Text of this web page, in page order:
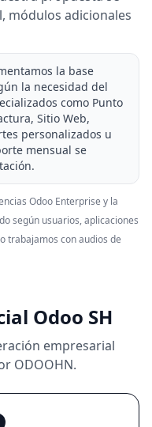
módulos adicionales
la base
la necesidad del
como Punto
Sitio Web,
personalizados u
mensual se
Odoo Enterprise y la
según usuarios, aplicaciones
trabajamos con audios de
Odoo SH
empresarial
ODOOHN.